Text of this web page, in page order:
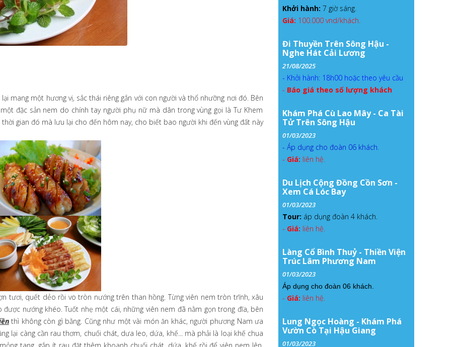
mang một hương vị, sắc thái riêng gắn với con người và thổ nhưỡng nơi đó. Bên
đặc sản nem do chính tay người phụ nữ mà dân trong vùng gọi là Tư Khem
gian đó mà lưu lại cho đến hôm nay, cho biết bao người khi đến vùng đất này
tươi, quết dẻo rồi vo tròn nướng trên than hồng. Từng viên nem tròn trĩnh, xâu
nướng khéo. Tuốt nhẹ một cái, những viên nem đã nằm gọn trong đĩa, bên
thì không còn gì bằng. Cũng như một vài món ăn khác, người phương Nam ưa
lại càng cần rau thơm, chuối chát, dưa leo, dứa, khế... mà phải là loại khế chua
Khởi hành: 7 giờ sáng.
Giá: 100.000 vnd/khách.
Đi Thuyền Trên Sông Hậu -
Nghe Hát Cải Lương
21/08/2025
- Khởi hành: 18h00 hoặc theo yêu cầu
- Báo giá theo số lượng khách
Khám Phá Cù Lao Mây - Ca Tài
Tử Trên Sông Hậu
01/03/2023
- Áp dụng cho đoàn 06 khách.
- Giá: liên hệ.
Du Lịch Cộng Đồng Cồn Sơn -
Xem Cá Lóc Bay
01/03/2023
Tour: áp dụng đoàn 4 khách.
- Giá: liên hệ.
Làng Cổ Bình Thuỷ - Thiền Viện
Trúc Lâm Phương Nam
01/03/2023
Áp dụng cho đoàn 06 khách.
- Giá: liên hệ.
Lung Ngọc Hoàng - Khám Phá
Vườn Cò Tại Hậu Giang
01/03/2023